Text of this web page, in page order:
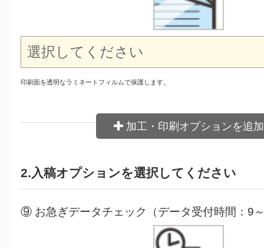
印刷面を透明なラミネートフィルムで保護します。
加工・印刷オプションを追加
2.入稿オプションを選択してください
⑨ お急ぎデータチェック（データ受付時間：9